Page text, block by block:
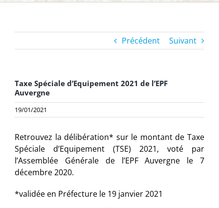
Précédent Suivant
Taxe Spéciale d’Equipement 2021 de l’EPF
Auvergne
19/01/2021
Retrouvez la délibération* sur le montant de Taxe
Spéciale d’Equipement (TSE) 2021, voté par
l’Assemblée Générale de l’EPF Auvergne le 7
décembre 2020.
*validée en Préfecture le 19 janvier 2021